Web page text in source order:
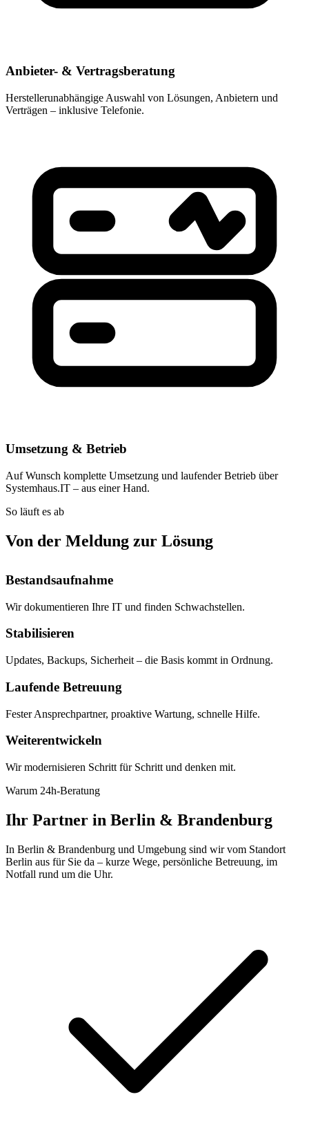
Anbieter- & Vertragsberatung
Herstellerunabhängige Auswahl von Lösungen, Anbietern und
Verträgen – inklusive Telefonie.
Umsetzung & Betrieb
Auf Wunsch komplette Umsetzung und laufender Betrieb über
Systemhaus.IT – aus einer Hand.
So läuft es ab
Von der Meldung zur Lösung
Bestandsaufnahme
Wir dokumentieren Ihre IT und finden Schwachstellen.
Stabilisieren
Updates, Backups, Sicherheit – die Basis kommt in Ordnung.
Laufende Betreuung
Fester Ansprechpartner, proaktive Wartung, schnelle Hilfe.
Weiterentwickeln
Wir modernisieren Schritt für Schritt und denken mit.
Warum 24h-Beratung
Ihr Partner in Berlin & Brandenburg
In Berlin & Brandenburg und Umgebung sind wir vom Standort
Berlin aus für Sie da – kurze Wege, persönliche Betreuung, im
Notfall rund um die Uhr.